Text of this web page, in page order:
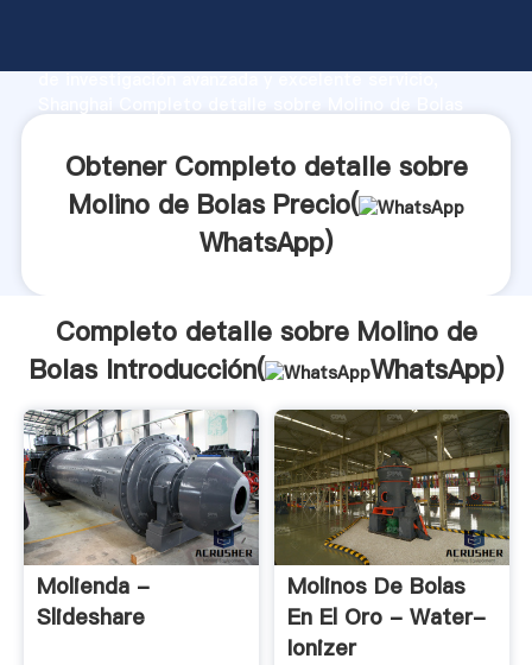
de investigación avanzada y excelente servicio,
clientes.
Obtener Completo detalle sobre
Molino de Bolas Precio(
WhatsApp)
Completo detalle sobre Molino de
Bolas Introducción(
WhatsApp)
Molienda -
Slideshare
Molinos De Bolas
En El Oro - Water-
Ionizer